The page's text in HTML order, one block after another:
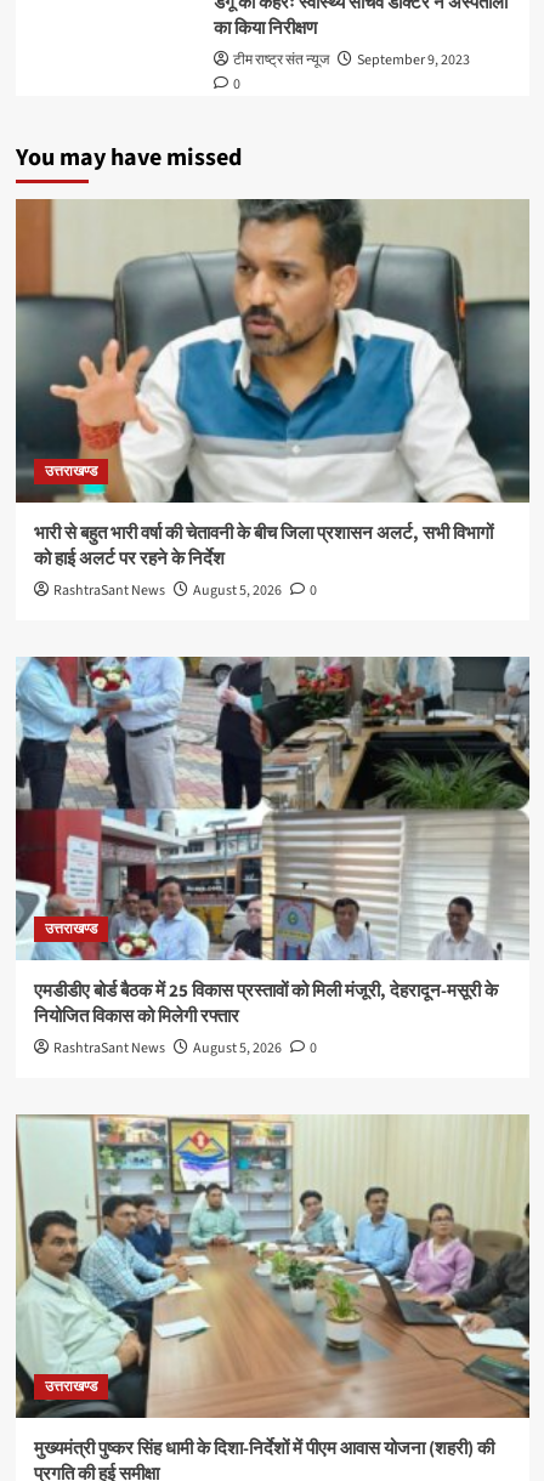
का किया निरीक्षण
टीम राष्ट्र संत न्यूज
September 9, 2023
0
You may have missed
उत्तराखण्ड
भारी से बहुत भारी वर्षा की चेतावनी के बीच जिला प्रशासन अलर्ट, सभी विभागों
को हाई अलर्ट पर रहने के निर्देश
RashtraSant News August 5, 2026 0
उत्तराखण्ड
एमडीडीए बोर्ड बैठक में 25 विकास प्रस्तावों को मिली मंजूरी, देहरादून-मसूरी के
नियोजित विकास को मिलेगी रफ्तार
RashtraSant News August 5, 2026 0
उत्तराखण्ड
मुख्यमंत्री पुष्कर सिंह धामी के दिशा-निर्देशों में पीएम आवास योजना (शहरी) की
प्रगति की हुई समीक्षा